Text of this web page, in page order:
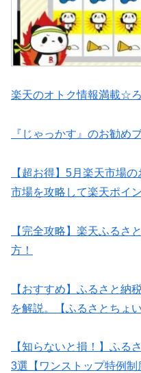
楽天のオトク情報満載☆
『じゃっかす』のお勧め
【超お得】5月楽天市場
市場を攻略して楽天ポイ
【完全攻略】楽天ふるさ
方！
【おすすめ】ふるさと納
を解説。【ふるさとちょ
【知らないと損！】ふる
3選【ワンストップ特例制